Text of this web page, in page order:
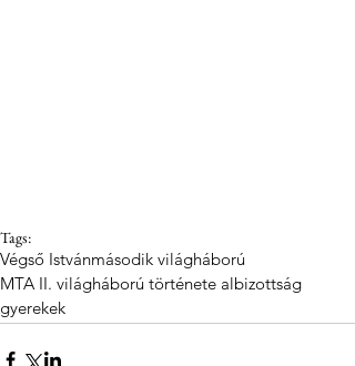
Tags:
Végső Istvánmásodik világháború
MTA II. világháború története albizottság
gyerekek